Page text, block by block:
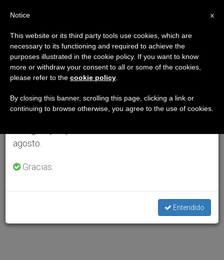
×
Aviso importante
Del 27 de julio al 7 de agosto haremos la pausa
anual, aprovechando que en el periodo de verano
se generan menos informaciones y también el
agosto.
Gracias.
Entendido
x
Notice
This website or its third party tools use cookies, which are
necessary to its functioning and required to achieve the
purposes illustrated in the cookie policy. If you want to know
more or withdraw your consent to all or some of the cookies,
please refer to the cookie policy
By closing this banner, scrolling this page, clicking a link or
continuing to browse otherwise, you agree to the use of cookies.